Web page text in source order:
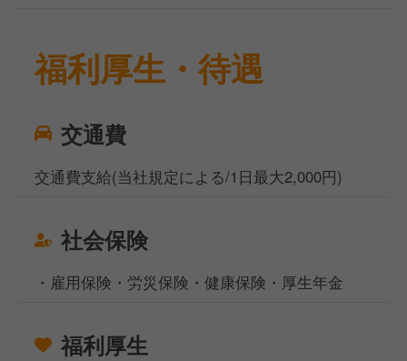
福利厚生・待遇
交通費
交通費支給(当社規定による/1日最大2,000円)
社会保険
・雇用保険・労災保険・健康保険・厚生年金
福利厚生